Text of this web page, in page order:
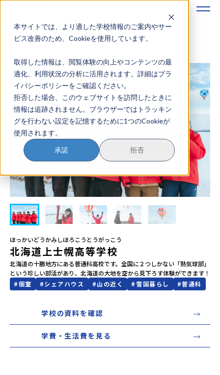
本サイトでは、より適した学校情報のご案内やサー
ビス改善のため、Cookieを使用しています。
取得した情報は、閲覧体験の向上やコンテンツの最
適化、利用状況の分析に活用されます。詳細はプラ
イバシーポリシーをご確認ください。
拒否した場合、このウェブサイトを訪問したときに
情報は追跡されません。ブラウザーではトラッキン
グを行わない設定を記憶するために1つのCookieが
使用されます。
承諾 拒否
地域みらい留学のすすめかた
地域みらい留学とは
学校を探す
イベントを探す
おためし地域留学
マガジン
奨学金について
？ イベント参加方法
会員登録 MYページログイン
ほっかいどうかみしほろこうとうがっこう
北海道上士幌高等学校
北海道の十勝地方にある普通科高校です。全国に２つしかない「熱気球部」
という珍しい部活があり、北海道の大地を空から見下ろす体験ができます！
#個室 #シェアハウス #山の近く #雪国暮らし #普通科
学校の資料を確認
学費・生活費を見る